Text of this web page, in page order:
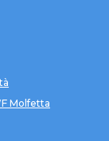
Molfetta